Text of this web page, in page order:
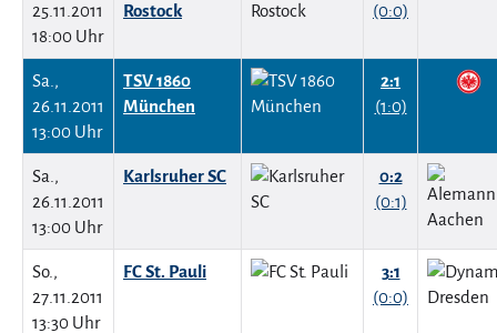
25.11.2011
18:00 Uhr
Rostock
(0:0)
Sa.,
26.11.2011
13:00 Uhr
TSV 1860
München
2:1
(1:0)
Sa.,
26.11.2011
13:00 Uhr
Karlsruher SC
0:2
(0:1)
So.,
27.11.2011
13:30 Uhr
FC St. Pauli
3:1
(0:0)